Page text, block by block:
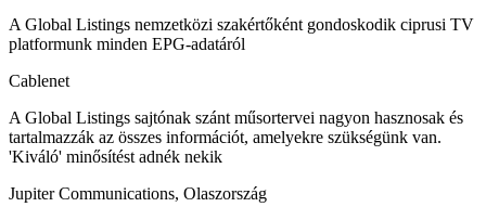
A Global Listings nemzetközi szakértőként gondoskodik ciprusi TV
platformunk minden EPG-adatáról
Cablenet
A Global Listings sajtónak szánt műsortervei nagyon hasznosak és
tartalmazzák az összes információt, amelyekre szükségünk van.
'Kiváló' minősítést adnék nekik
Jupiter Communications, Olaszország